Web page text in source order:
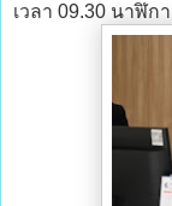
เวลา 09.30 นาฬิกา